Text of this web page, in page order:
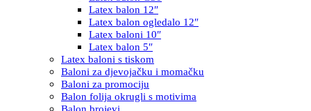
Latex balon 12″
Latex balon ogledalo 12″
Latex baloni 10″
Latex balon 5″
Latex baloni s tiskom
Baloni za djevojačku i momačku
Baloni za promociju
Balon folija okrugli s motivima
Balon brojevi